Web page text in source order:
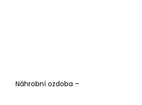
Náhrobní ozdoba –